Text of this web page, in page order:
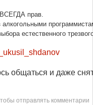
прав.
естественного
общаться и даже
отправлять комментарии